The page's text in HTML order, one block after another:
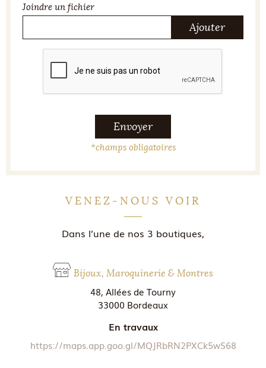
Joindre un fichier
Ajouter
Envoyer
*champs obligatoires
VENEZ-NOUS VOIR
Dans l’une de nos 3 boutiques,
Bijoux, Maroquinerie & Montres
48, Allées de Tourny
33000 Bordeaux
En travaux
https://maps.app.goo.gl/MQJRbRN2PXCk5wS68